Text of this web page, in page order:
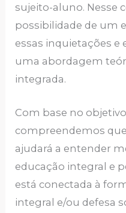
sujeito-aluno. Nesse
possibilidade de um
essas inquietações e
uma abordagem
integrada.
Com base no
compreendemos
ajudará a entender
educação integral e
está conectada à
integral e/ou defesa